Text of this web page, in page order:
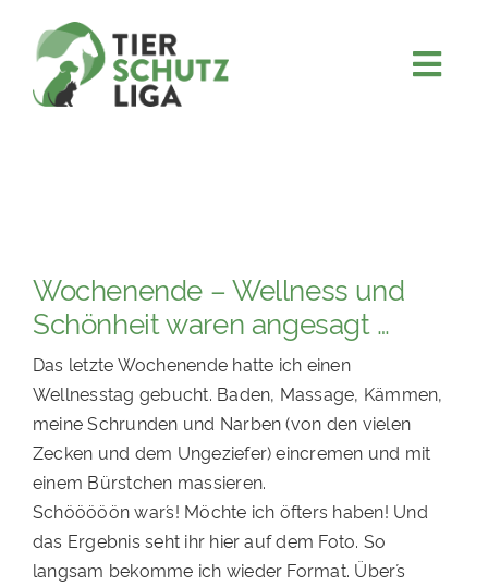
content
FÖRDERN & VERERBEN
KOOPERATIONEN
4KIDS
TIERHEIMTIERE
TIERHEIME
PATENSCHAFTEN
HELFER WERDEN
Wochenende – Wellness und
Schönheit waren angesagt …
Das letzte Wochenende hatte ich einen
Wellnesstag gebucht. Baden, Massage, Kämmen,
meine Schrunden und Narben (von den vielen
Zecken und dem Ungeziefer) eincremen und mit
einem Bürstchen massieren.
Schööööön war´s! Möchte ich öfters haben! Und
das Ergebnis seht ihr hier auf dem Foto. So
langsam bekomme ich wieder Format. Über´s